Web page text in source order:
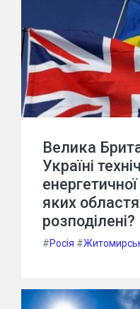
Велика
Україні
яких
розподілені?
#Росія #